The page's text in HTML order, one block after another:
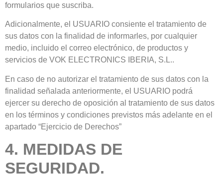
formularios que suscriba.
Adicionalmente, el USUARIO consiente el tratamiento de
sus datos con la finalidad de informarles, por cualquier
medio, incluido el correo electrónico, de productos y
servicios de VOK ELECTRONICS IBERIA, S.L..
En caso de no autorizar el tratamiento de sus datos con la
finalidad señalada anteriormente, el USUARIO podrá
ejercer su derecho de oposición al tratamiento de sus datos
en los términos y condiciones previstos más adelante en el
apartado “Ejercicio de Derechos”
4. MEDIDAS DE
SEGURIDAD.